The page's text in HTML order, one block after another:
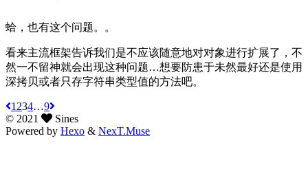
蛤，也有这个问题。。
看来主流框架告诉我们是不应该随意地对对象进行扩展了，不
然一不留神就会出现这种问题…想要防患于未然最好还是使用
深拷贝或者只存字符串类型值的方法吧。
1234…9
© 2021
Sines
Powered by Hexo & NexT.Muse